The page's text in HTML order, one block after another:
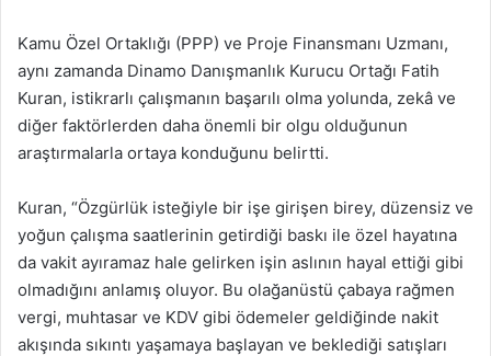
Kamu Özel Ortaklığı (PPP) ve Proje Finansmanı Uzmanı,
aynı zamanda Dinamo Danışmanlık Kurucu Ortağı Fatih
Kuran, istikrarlı çalışmanın başarılı olma yolunda, zekâ ve
diğer faktörlerden daha önemli bir olgu olduğunun
araştırmalarla ortaya konduğunu belirtti.
Kuran, “Özgürlük isteğiyle bir işe girişen birey, düzensiz ve
yoğun çalışma saatlerinin getirdiği baskı ile özel hayatına
da vakit ayıramaz hale gelirken işin aslının hayal ettiği gibi
olmadığını anlamış oluyor. Bu olağanüstü çabaya rağmen
vergi, muhtasar ve KDV gibi ödemeler geldiğinde nakit
akışında sıkıntı yaşamaya başlayan ve beklediği satışları